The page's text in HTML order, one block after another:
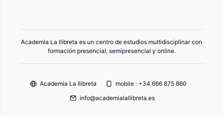
Academia La llibreta es un centro de estudios multidisciplinar con
formación presencial, semipresencial y online.
Academia La llibreta
mobile : +34 666 875 860
info@academialallibreta.es